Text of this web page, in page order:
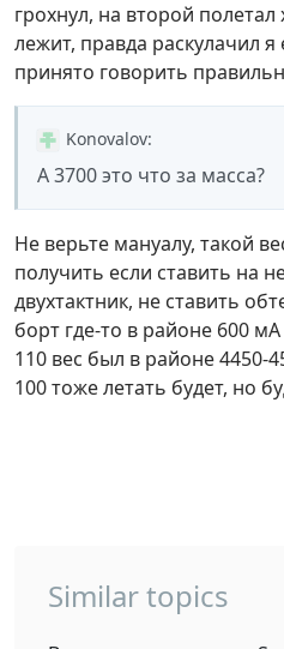
грохнул, на второй
лежит, правда раскулачил я
принято говорить
Konovalov:
А 3700 это что за масса?
Не верьте мануалу, такой
получить если ставить на
двухтактник, не ставить
борт где-то в районе 600
110 вес был в районе 4450-
100 тоже летать будет, но
Similar topics